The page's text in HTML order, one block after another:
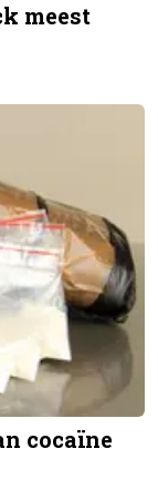
meest
cocaïne